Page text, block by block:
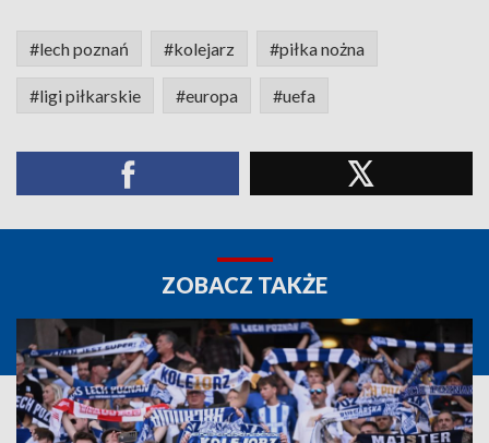
#lech poznań #kolejarz #piłka nożna
#ligi piłkarskie #europa #uefa
ZOBACZ TAKŻE